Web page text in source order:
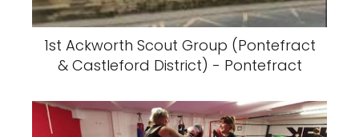
1st Ackworth Scout Group (Pontefract
& Castleford District) - Pontefract